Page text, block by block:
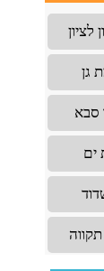
לציון
גן
סבא
ים